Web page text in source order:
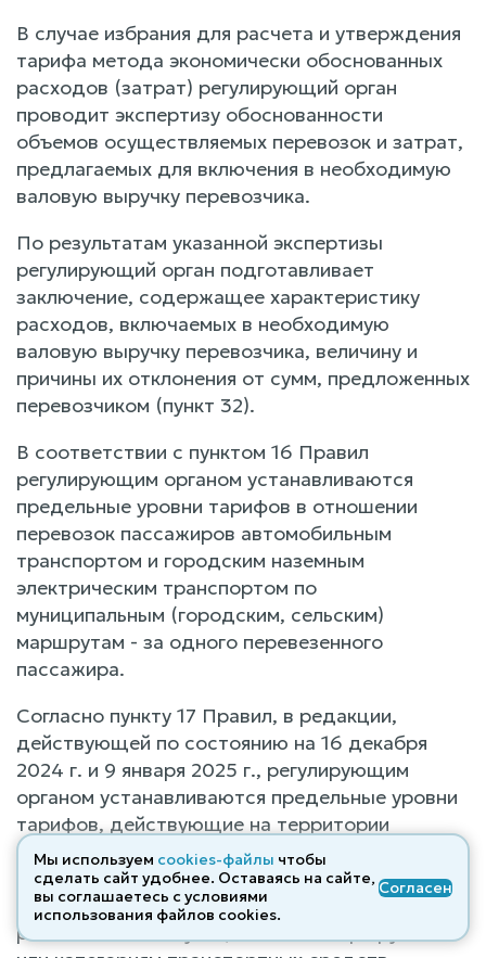
В случае избрания для расчета и утверждения
тарифа метода экономически обоснованных
расходов (затрат) регулирующий орган
проводит экспертизу обоснованности
объемов осуществляемых перевозок и затрат,
предлагаемых для включения в необходимую
валовую выручку перевозчика.
По результатам указанной экспертизы
регулирующий орган подготавливает
заключение, содержащее характеристику
расходов, включаемых в необходимую
валовую выручку перевозчика, величину и
причины их отклонения от сумм, предложенных
перевозчиком (пункт 32).
В соответствии с пунктом 16 Правил
регулирующим органом устанавливаются
предельные уровни тарифов в отношении
перевозок пассажиров автомобильным
транспортом и городским наземным
электрическим транспортом по
муниципальным (городским, сельским)
маршрутам - за одного перевезенного
пассажира.
Согласно пункту 17 Правил, в редакции,
действующей по состоянию на 16 декабря
2024 г. и 9 января 2025 г., регулирующим
органом устанавливаются предельные уровни
тарифов, действующие на территории
муниципального образования, в том числе
дифференцированные по муниципальным
(городским, сельским), пригородным,
районным и межмуниципальным маршрутам
Мы используем cookies-файлы чтобы
сделать сайт удобнее. Оставаясь на сайте,
вы соглашаетесь с условиями
использования файлов cооkies.
Согласен